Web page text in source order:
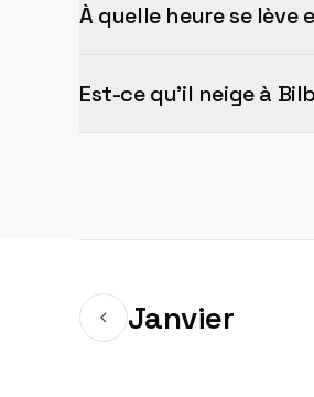
À quelle heure se lève
Est-ce qu'il neige à
Janvier